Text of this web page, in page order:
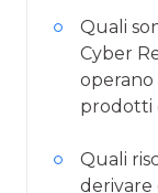
Quali
Cyber
prodotti
Quali
derivare